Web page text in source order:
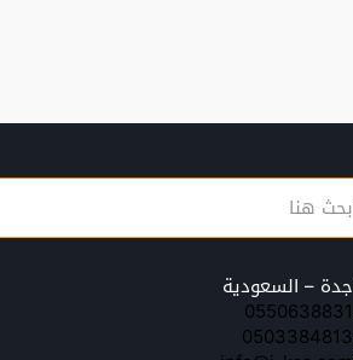
جدة – السعودية
0550638831
0503384813